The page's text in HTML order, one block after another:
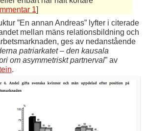
1]
”En annan Andreas” lyfter i citerade
mellan mäns relationsbildning och
ges av nedanstående
patriarkatet – den kausala
om asymmetriskt partnerval” av
.